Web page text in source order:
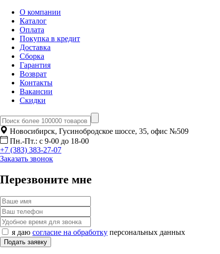
О компании
Каталог
Оплата
Покупка в кредит
Доставка
Сборка
Гарантия
Возврат
Контакты
Вакансии
Скидки
Новосибирск, Гусинобродское шоссе, 35, офис №509
Пн.-Пт.: с 9-00 до 18-00
+7 (383) 383-27-07
Заказать звонок
Перезвоните мне
я даю согласие на обработку персональных данных